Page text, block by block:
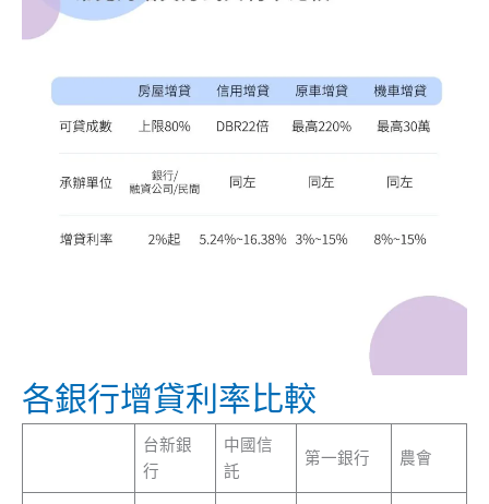
各銀行增貸利率比較
台新銀
行
中國信
託
第一銀行 農會